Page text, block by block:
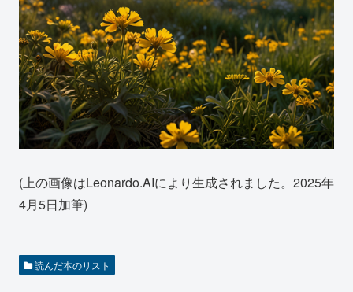
(上の画像はLeonardo.AIにより生成されました。2025年
4月5日加筆)
読んだ本のリスト